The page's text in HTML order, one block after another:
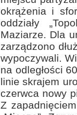
okrążenia i
oddziały
Maziarze. Dla
zarządzono
wypoczywali.
na odległości
linie skrajem
czerwca nowy
Z